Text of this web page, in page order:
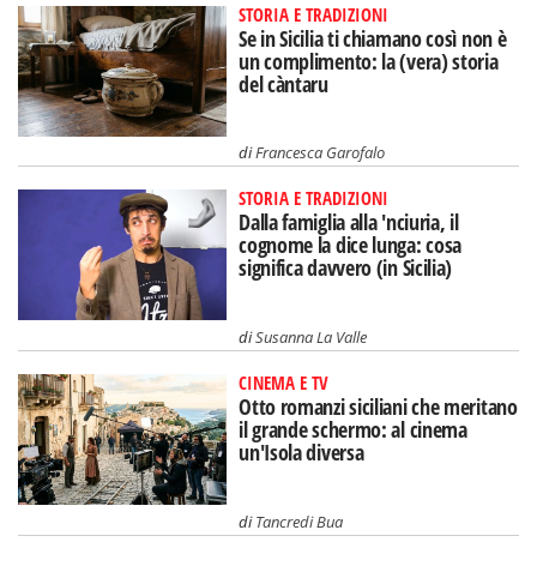
STORIA E TRADIZIONI
Se in Sicilia ti chiamano così non è
un complimento: la (vera) storia
del càntaru
diFrancesca Garofalo
STORIA E TRADIZIONI
Dalla famiglia alla 'nciuria, il
cognome la dice lunga: cosa
significa davvero (in Sicilia)
diSusanna La Valle
CINEMA E TV
Otto romanzi siciliani che meritano
il grande schermo: al cinema
un'Isola diversa
diTancredi Bua